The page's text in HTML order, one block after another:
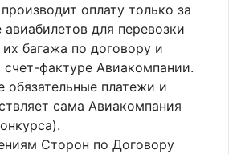
оплату только за
для перевозки
багажа по договору и
счет-фактуре Авиакомпании.
обязательные платежи и
сама Авиакомпания
Сторон по Договору